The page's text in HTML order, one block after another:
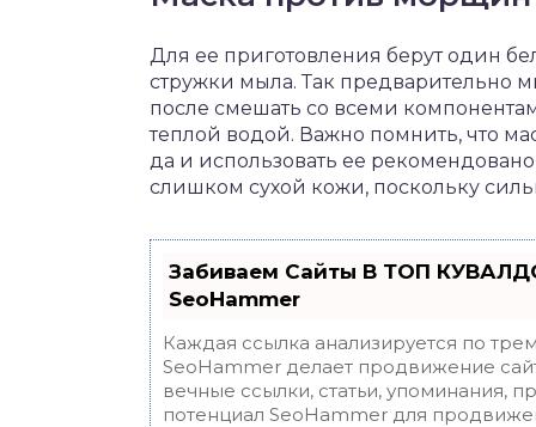
Для ее приготовления берут один
стружки мыла. Так предварительно
после смешать со всеми
теплой водой. Важно помнить, что
да и использовать ее
слишком сухой кожи, поскольку
Забиваем Сайты В ТОП
SeoHammer
Каждая ссылка анализируется по
SeoHammer делает продвижение
вечные ссылки, статьи, упоминания,
потенциал SeoHammer для